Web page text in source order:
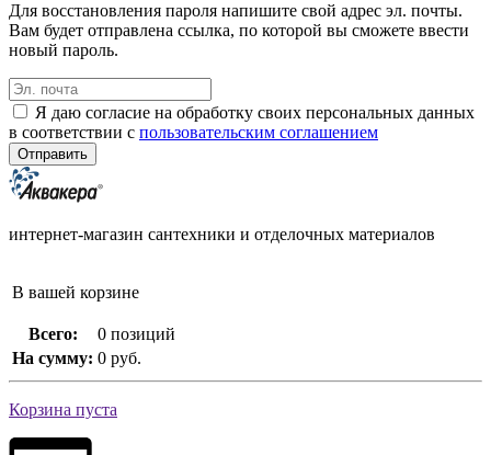
Для восстановления пароля напишите свой адрес эл. почты.
Вам будет отправлена ссылка, по которой вы сможете ввести
новый пароль.
Я даю согласие на обработку своих персональных данных
в соответствии с пользовательским соглашением
интернет-магазин сантехники и отделочных материалов
В вашей корзине
Всего:
0 позиций
На сумму: 0 руб.
Корзина пуста